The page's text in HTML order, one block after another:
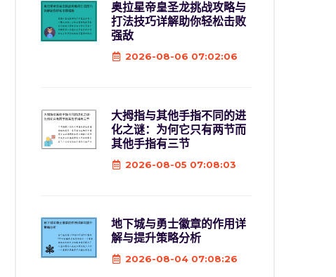
奥拉星帝皇圣龙挑战攻略与
打法技巧详解助你轻松击败
强敌
2026-08-06 07:02:06
大拇指与其他手指不同的进
化之谜：为何它只有两节而
其他手指有三节
2026-08-05 07:08:03
地下城与勇士徽章的作用详
解与提升策略分析
2026-08-04 07:08:26